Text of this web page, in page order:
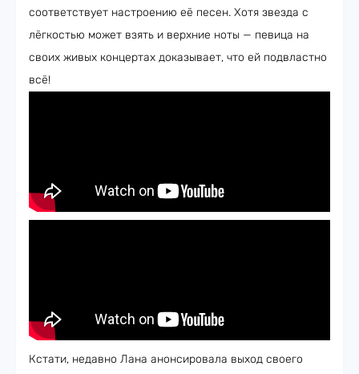
соответствует настроению её песен. Хотя звезда с
лёгкостью может взять и верхние ноты — певица на
своих живых концертах доказывает, что ей подвластно
всё!
Кстати, недавно Лана анонсировала выход своего